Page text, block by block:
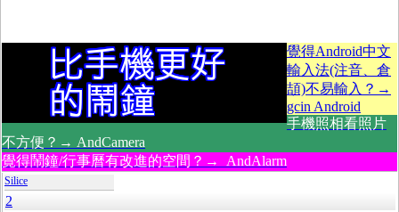
覺得Android中文
輸入法(注音、倉
頡)不易輸入？→
gcin Android
手機照相看照片
不方便？→ AndCamera
覺得鬧鐘/行事曆有改進的空間？→ AndAlarm
Silice
2